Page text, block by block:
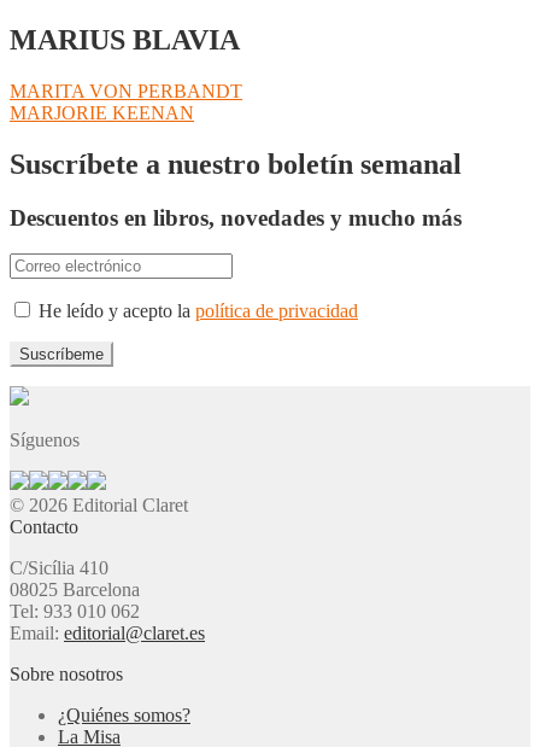
MARIUS BLAVIA
Navegación
de
entradas
Anterior:
MARITA VON PERBANDT
Siguiente:
MARJORIE KEENAN
Suscríbete a nuestro boletín semanal
Descuentos en libros, novedades y mucho más
He leído y acepto la política de privacidad
Síguenos
© 2026 Editorial Claret
Contacto
C/Sicília 410
08025 Barcelona
Tel: 933 010 062
Email: editorial@claret.es
Sobre nosotros
¿Quiénes somos?
La Misa